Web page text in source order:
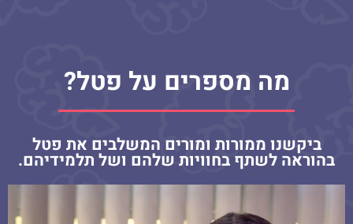
מה מספרים על פטל?
ביקשנו ממורות ומורים המשלבים את פטל
בהוראה לשתף בחוויות שלהם ושל תלמידיהם.